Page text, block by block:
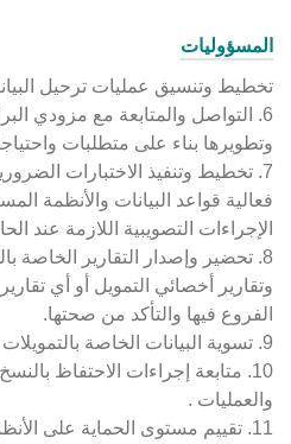
المسؤوليات
تخطيط وتنسيق عمليات ترحيل
6. التواصل والمتابعة مع مزودي
وتطويرها بناء على متطلبات
7. تخطيط وتنفيذ الاختبارات
فعالية قواعد البيانات والأنظمة
الإجراءات التصويبية اللازمة عند
8. تحضير وإصدار التقارير الخاصة
وتقارير أخصائي التمويل أو أي
الفروع فيها والتأكد من صحتها.
9. تسوية البيانات الخاصة بالتمويلات مع بيانات الإدارة المالية.
10. متابعة إجراءات الاحتفاظ
والعمليات .
11. تقييم مستوى الحماية على